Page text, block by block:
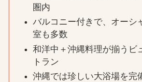
圏内
バルコニー付きで、オーシ
室も多数
和洋中＋沖縄料理が揃うビ
トラン
沖縄では珍しい大浴場を完